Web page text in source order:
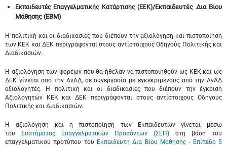
Εκπαιδευτές Επαγγελματικής Κατάρτισης (ΕΕΚ)/Εκπαιδευτές Δια Βίου
Μάθησης (ΕΒΜ)
Η πολιτική και οι διαδικασίες που διέπουν την αξιολόγηση και πιστοποίηση
των ΚΕΚ και ΔΕΚ περιγράφονται στους αντίστοιχους Οδηγούς Πολιτικής και
Διαδικασιών.
Η αξιολόγηση των φορέων που θα ήθελαν να πιστοποιηθούν ως ΚΕΚ και ως
ΔΕΚ γίνεται από την ΑνΑΔ, σε συνεργασία με εγκεκριμένους από την ΑνΑΔ
αξιολογητές. Η πολιτική και οι διαδικασίες που διέπουν την έγκριση
Αξιολογητών ΚΕΚ και ΔΕΚ περιγράφονται στους αντίστοιχους Οδηγούς
Πολιτικής και Διαδικασιών.
Η αξιολόγηση και η πιστοποίηση των Εκπαιδευτών γίνεται μέσω
του Συστήματος Επαγγελματικών Προσόντων (ΣΕΠ) στη βάση του
επαγγελματικού προτύπου του Εκπαιδευτή Δια Βίου Μάθησης - Επίπεδο 5